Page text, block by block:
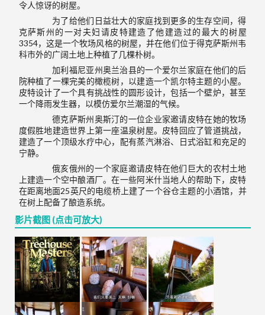
令人惊讶的树屋。
为了给他们日益壮大的家庭找到更多的生存空间，得
克萨斯州的一对夫妇请皮特建造了他建造过的最大的树屋
3354，这是一个牧场风格的树屋，并在他们位于得克萨斯州韦
科市外的广阔土地上种植了几棵朴树。
加利福尼亚州奥兰治县的一个爱尔兰家庭在他们的后
院种植了一棵完美的橄榄树，以建造一个凯尔特主题的小屋。
皮特设计了一个具有挑战性的圆形设计，包括一个壁炉，甚至
一个降雨发生器，以模仿爱尔兰潮湿的气候。
德克萨斯州奥斯汀的一位企业家邀请皮特在她的牧场
度假胜地建造世界上第一座温泉树屋。皮特回应了管道挑战，
建造了一个顶级水疗中心，配有蒸汽淋浴、日式浴缸和充足的
宁静。
俄亥俄州的一个家庭邀请皮特在他们巨大的农村土地
上建造一个空中酿酒厂。在一些阿米什当地人的帮助下，皮特
在距离地面25英尺的电缆桥上建了一个谷仓主题的小酒馆，并
在树上配备了酿造系统。
影片截图 (点击可放大)